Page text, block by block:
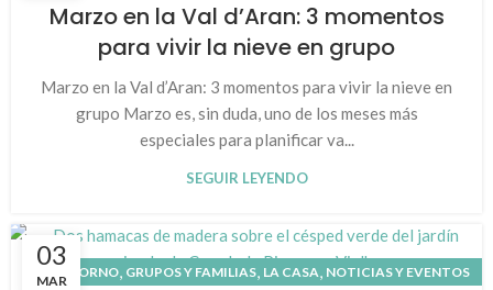
PATRIMONIO CULTURAL ,PIRINEO,QUÉ HACER , VAL D'ARAN
VALLE DE ARÁN
Marzo en la Val d’Aran: 3 momentos
para vivir la nieve en grupo
Marzo en la Val d’Aran: 3 momentos para vivir la nieve en
grupo Marzo es, sin duda, uno de los meses más
especiales para planificar va...
SEGUIR LEYENDO
03
MAR
ENTORNO, GRUPOS Y FAMILIAS, LA CASA, NOTICIAS Y EVENTOS